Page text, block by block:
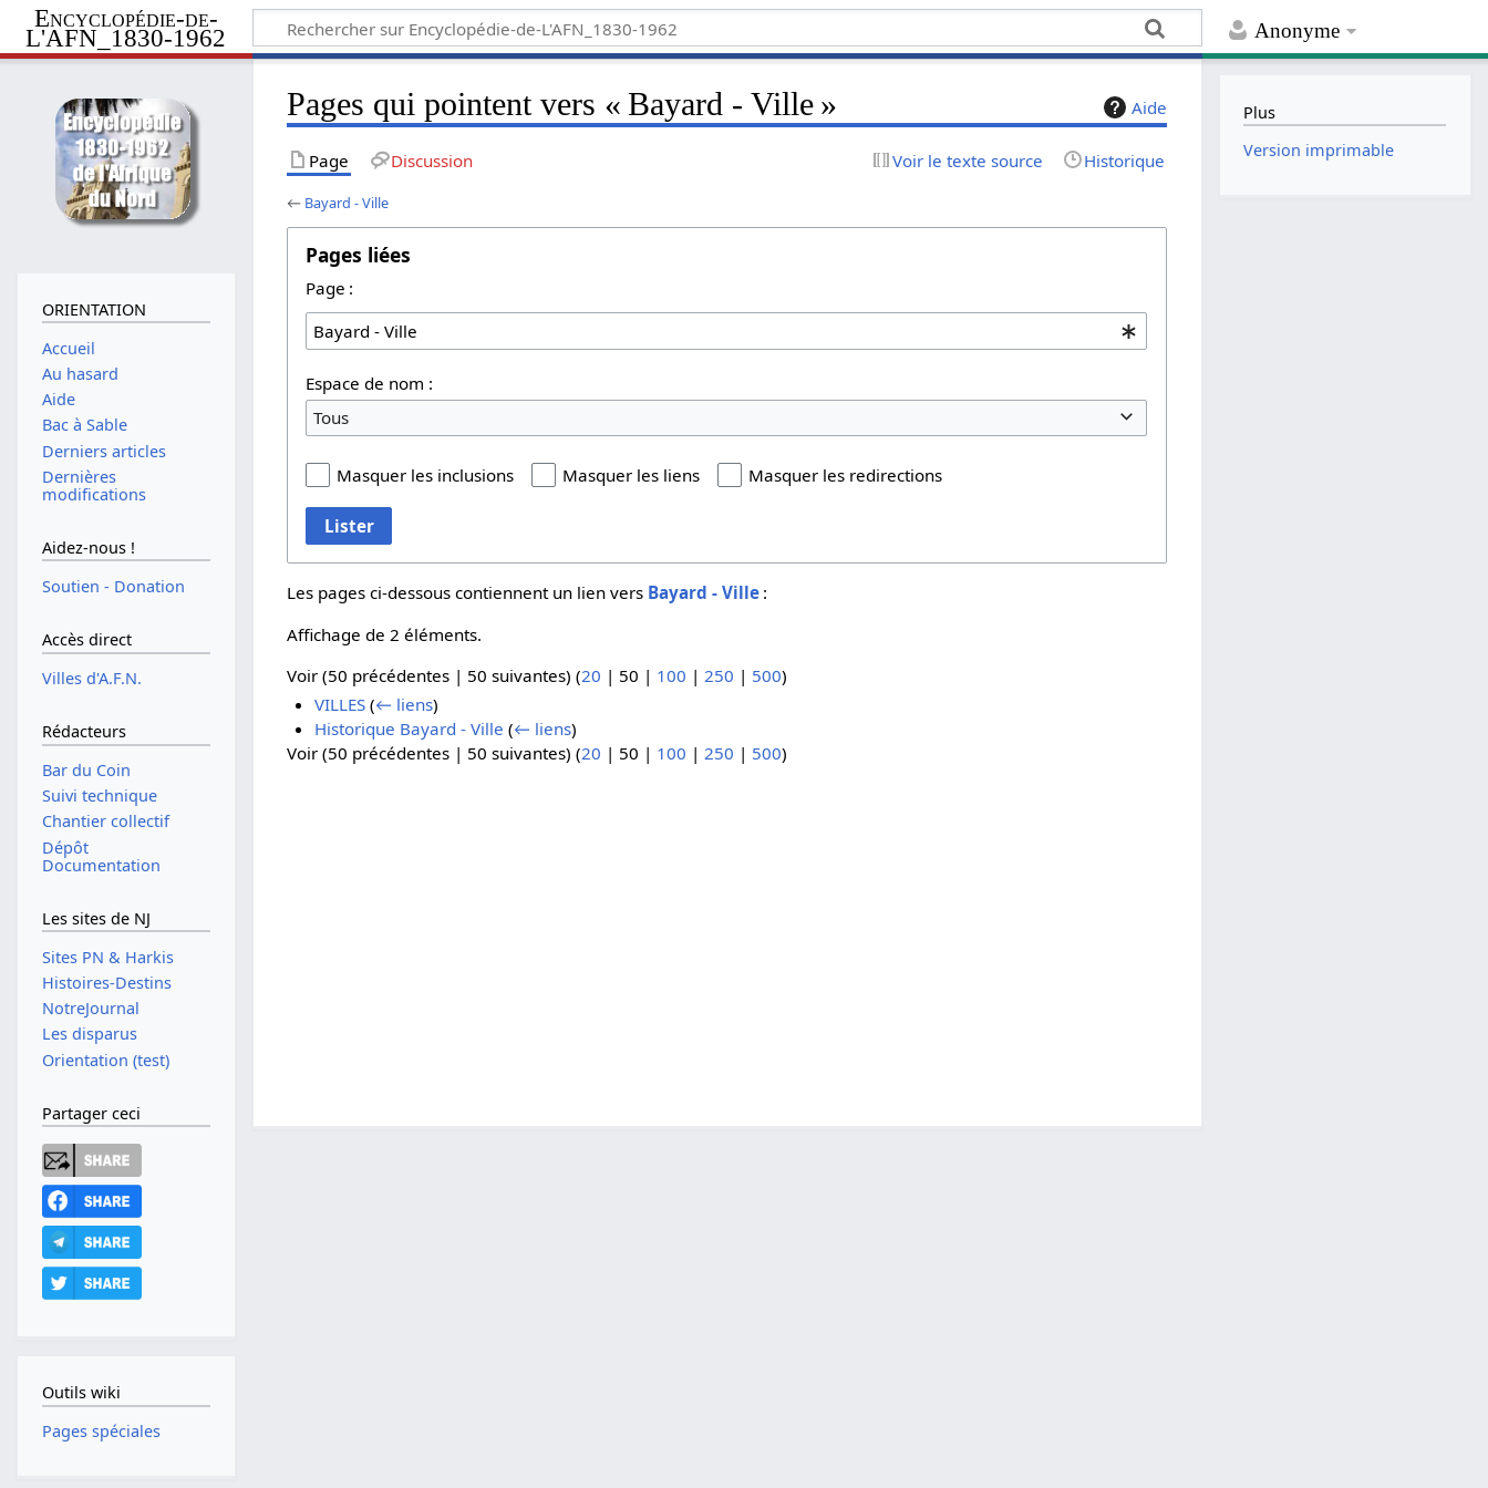
Anonyme
Encyclopédie-de-
L'AFN_1830-1962
Aide
Pages qui pointent vers « Bayard - Ville »
Page Discussion Voir le texte source Historique
← Bayard - Ville
Pages liées
Page :
Espace de nom :
Tous
Masquer les inclusions Masquer les liens Masquer les redirections
Lister
Les pages ci-dessous contiennent un lien vers Bayard - Ville :
Affichage de 2 éléments.
Voir (50 précédentes | 50 suivantes) (20 | 50 | 100 | 250 | 500)
VILLES (← liens)
Historique Bayard - Ville (← liens)
Voir (50 précédentes | 50 suivantes) (20 | 50 | 100 |250 | 500)
ORIENTATION
Accueil
Au hasard
Aide
Bac à Sable
Derniers articles
Dernières
modifications
Aidez-nous !
Soutien - Donation
Accès direct
Villes d'A.F.N.
Rédacteurs
Bar du Coin
Suivi technique
Chantier collectif
Dépôt
Documentation
Les sites de NJ
Sites PN & Harkis
Histoires-Destins
NotreJournal
Les disparus
Orientation (test)
Partager ceci
Outils wiki
Pages spéciales
Plus
Version imprimable